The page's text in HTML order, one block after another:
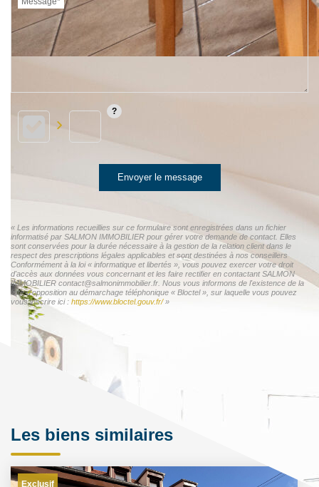
Message*
Envoyer le message
« Les informations recueillies sur ce formulaire sont enregistrées dans un fichier
informatisé par SALMON IMMOBILIER pour gérer votre demande de contact. Elles
sont conservées pour la durée nécessaire à la gestion de la relation client dans le
respect des prescriptions légales applicables et sont destinées à nos conseillers
Conformément à la loi « informatique et libertés », vous pouvez exercer votre droit
d'accès aux données vous concernant et les faire rectifier en contactant SALMON
IMMOBILIER contact@salmonimmobilier.fr. Nous vous informons de l'existence de la
liste d'opposition au démarchage téléphonique « Bloctel », sur laquelle vous pouvez
vous inscrire ici : https://www.bloctel.gouv.fr/ »
Les biens similaires